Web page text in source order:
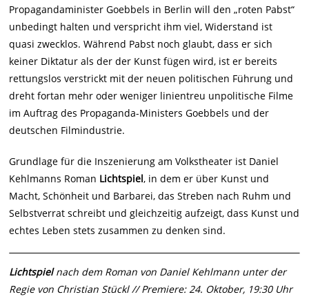
PropagandaministerGoebbels in Berlin will den „roten Pabst“
unbedingt halten und verspricht ihmviel, Widerstand ist
quasi zwecklos. Während Pabst noch glaubt, dass er sich
keiner Diktatur als der der Kunst fügen wird, ist er bereits
rettungslos verstrickt mit der neuen politischen Führung und
dreht fortan mehr oder weniger linientreu unpolitische Filme
im Auftrag des Propaganda-Ministers Goebbels und der
deutschen Filmindustrie.
Grundlage für die Inszenierung am Volkstheater ist Daniel
Kehlmanns Roman Lichtspiel, in dem er über Kunst und
Macht, Schönheit und Barbarei, dasStreben nach Ruhm und
Selbstverrat schreibt und gleichzeitig aufzeigt, dass Kunst und
echtes Leben stets zusammen zu denken sind.
Lichtspielnach dem Roman von Daniel Kehlmann unter der
Regie von Christian Stückl // Premiere: 24. Oktober, 19:30 Uhr